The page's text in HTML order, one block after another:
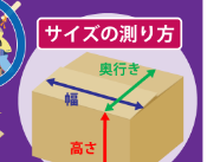
21日(水)
19日(金)
日(火)